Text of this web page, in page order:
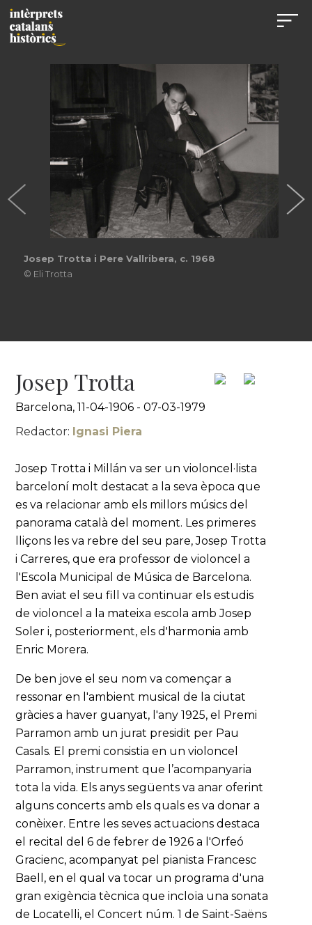
Josep Trotta i Pere Vallribera, c. 1968
© Eli Trotta
Josep Trotta
Barcelona, 11-04-1906 - 07-03-1979
Redactor: Ignasi Piera
Josep Trotta i Millán va ser un violoncel·lista
barceloní molt destacat a la seva època que
es va relacionar amb els millors músics del
panorama català del moment. Les primeres
lliçons les va rebre del seu pare, Josep Trotta
i Carreres, que era professor de violoncel a
l'Escola Municipal de Música de Barcelona.
Ben aviat el seu fill va continuar els estudis
de violoncel a la mateixa escola amb Josep
Soler i, posteriorment, els d'harmonia amb
Enric Morera.
De ben jove el seu nom va començar a
ressonar en l'ambient musical de la ciutat
gràcies a haver guanyat, l'any 1925, el Premi
Parramon amb un jurat presidit per Pau
Casals. El premi consistia en un violoncel
Parramon, instrument que l’acompanyaria
tota la vida. Els anys següents va anar oferint
alguns concerts amb els quals es va donar a
conèixer. Entre les seves actuacions destaca
el recital del 6 de febrer de 1926 a l'Orfeó
Gracienc, acompanyat pel pianista Francesc
Baell, en el qual va tocar un programa d'una
gran exigència tècnica que incloïa una sonata
de Locatelli, el Concert núm. 1 de Saint-Saëns